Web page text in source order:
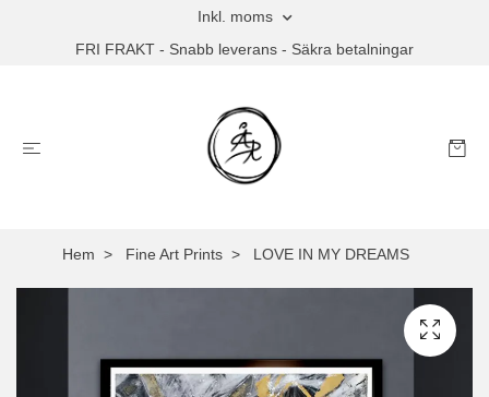
Inkl. moms
FRI FRAKT - Snabb leverans - Säkra betalningar
Hem Fine Art Prints LOVE IN MY DREAMS